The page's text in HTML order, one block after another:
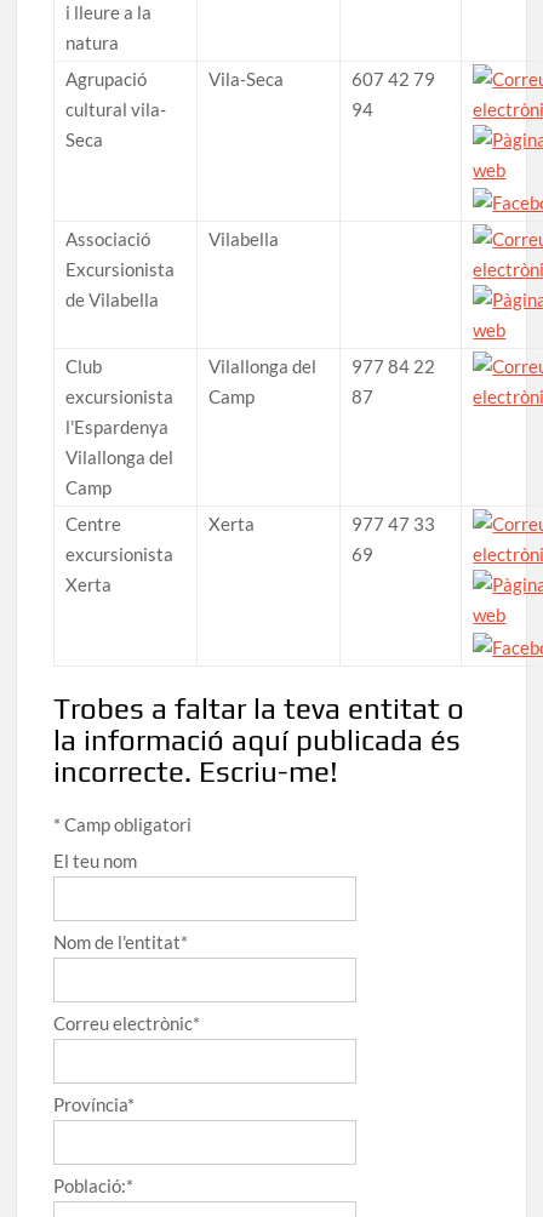
i lleure a la
natura
Agrupació
cultural vila-
Seca
Vila-Seca
607 42 79
94
Associació
Excursionista
de Vilabella
Vilabella
Club
excursionista
l'Espardenya
Vilallonga del
Camp
Vilallonga del
Camp
977 84 22
87
Centre
excursionista
Xerta
Xerta
977 47 33
69
Trobes a faltar la teva entitat o
la informació aquí publicada és
incorrecte. Escriu-me!
* Camp obligatori
El teu nom
Nom de l'entitat*
Correu electrònic*
Província*
Població:*